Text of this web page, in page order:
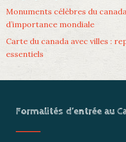
Monuments célèbres du
d’importance mondiale
Carte du canada avec villes :
essentiels
Formalités d’entrée au